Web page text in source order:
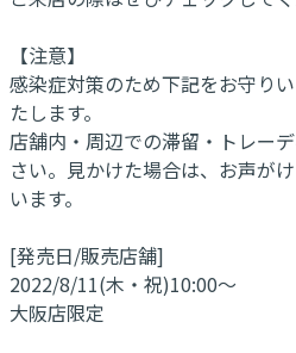
【注意】
感染症対策のため下記をお守り
たします。
店舗内・周辺での滞留・トレー
さい。見かけた場合は、お声が
います。
[発売日/販売店舗]
2022/8/11(木・祝)10:00～
大阪店限定